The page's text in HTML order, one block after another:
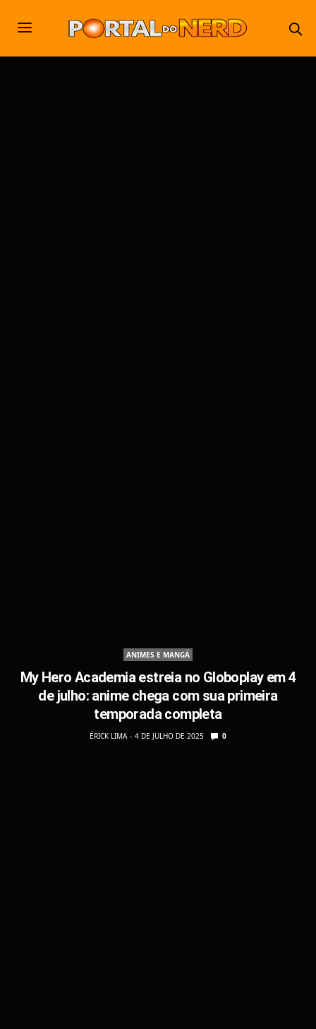
ANIMES E MANGÁ
My Hero Academia estreia no Globoplay em 4
de julho: anime chega com sua primeira
temporada completa
ÉRICK LIMA 4 DE JULHO DE 2025 0